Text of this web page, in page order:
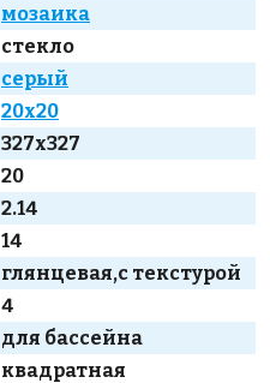
мозаика
стекло
серый
20x20
327x327
20
2.14
14
глянцевая,с текстурой
4
для бассейна
квадратная